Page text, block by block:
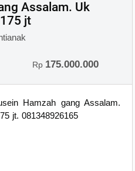
Assalam. Uk
jt
Rp 175.000.000
Hamzah gang Assalam.
jt. 081348926165